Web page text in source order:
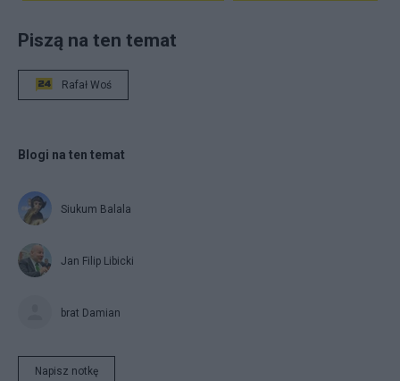
Piszą na ten temat
Rafał Woś
Blogi na ten temat
Siukum Balala
Jan Filip Libicki
brat Damian
Napisz notkę